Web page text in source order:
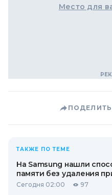
Место для
ТАКЖЕ ПО ТЕМЕ
На Samsung нашли
памяти без удаления
Сегодня 02:00 97